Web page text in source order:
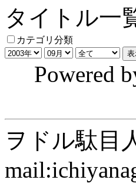
タイトル一
カテゴリ分類
Powered
ヲドル駄目